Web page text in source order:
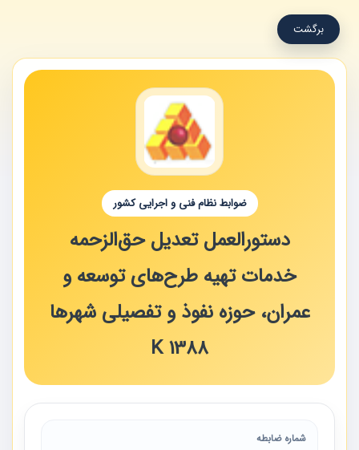
برگشت
ضوابط نظام فنی و اجرایی کشور
دستورالعمل تعدیل حق‌الزحمه
خدمات تهیه طرح‌های توسعه و
عمران، حوزه نفوذ و تفصیلی شهرها
K 1388
شماره ضابطه